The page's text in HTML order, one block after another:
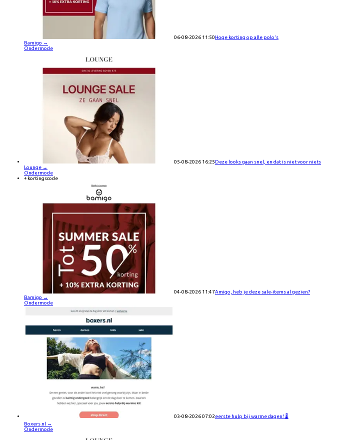
06-08-2026 11:50Hoge korting op alle polo's
Bamigo →
Ondermode
05-08-2026 16:25Deze looks gaan snel, en dat is niet voor niets
Lounge →
Ondermode
+ kortingscode
04-08-2026 11:47Amigo, heb je deze sale-items al gezien?
Bamigo →
Ondermode
03-08-2026 07:02eerste hulp bij warme dagen! 🌡️
Boxers.nl →
Ondermode